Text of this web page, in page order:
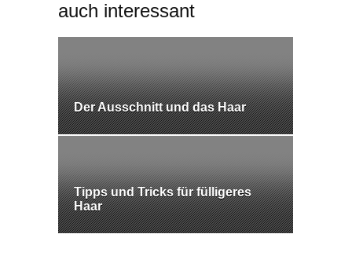
auch interessant
Der Ausschnitt und das Haar
Tipps und Tricks für fülligeres
Haar